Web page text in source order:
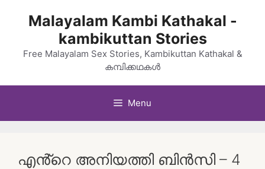
Malayalam Kambi Kathakal -
kambikuttan Stories
Free Malayalam Sex Stories, Kambikuttan Kathakal &
കമ്പിക്കഥകൾ
Menu
എൻ്റെ അനിയത്തി ബിൻസി – 4